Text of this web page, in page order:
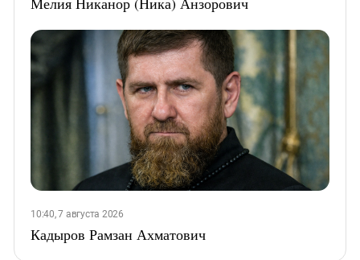
10:40, 7 августа 2026
Кадыров Рамзан Ахматович